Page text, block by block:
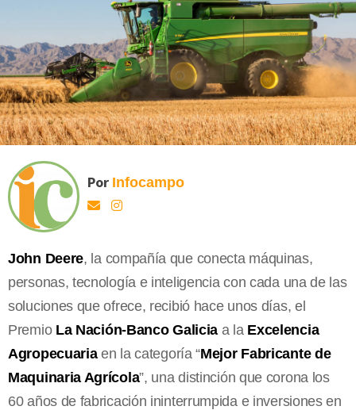
Por Infocampo
John Deere, la compañía que conecta máquinas,
personas, tecnología e inteligencia con cada una de las
soluciones que ofrece, recibió hace unos días, el
Premio La Nación-Banco Galicia a la Excelencia
Agropecuariaen la categoría “Mejor Fabricante de
Maquinaria Agrícola”, una distinción que corona los
60 años de fabricación ininterrumpida e inversiones en